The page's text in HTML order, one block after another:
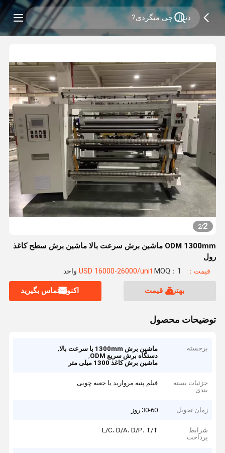
2
/
2
ODM 1300mm ماشین برش سرعت بالا ماشین برش سطح کاغذ
رول
قیمت：USD 16000-26000/unit MOQ：1 واحد
بهترین قیمت اکنون تماس بگیرید
توضیحات محصول
برجسته ماشین برش 1300mm با سرعت بالا
,
دستگاه برش سریع ODM
,
ماشین برش کاغذ 1300 میلی متر
جزئیات بسته
بندی
فیلم پنبه مروارید یا جعبه چوبی
زمان تحویل 30-60 روز
شرایط
پرداخت
L/C، D/A، D/P، T/T